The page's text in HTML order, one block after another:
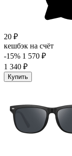
20 ₽
кешбэк на счёт
-15% 1 570 ₽
1 340 ₽
Купить